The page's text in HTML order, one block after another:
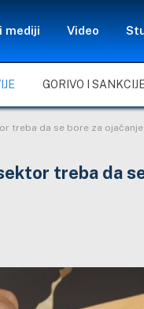
mediji Video
treba da se bore za
treba da